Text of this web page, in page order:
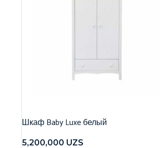
Шкаф Baby Luxe белый
5,200,000 UZS